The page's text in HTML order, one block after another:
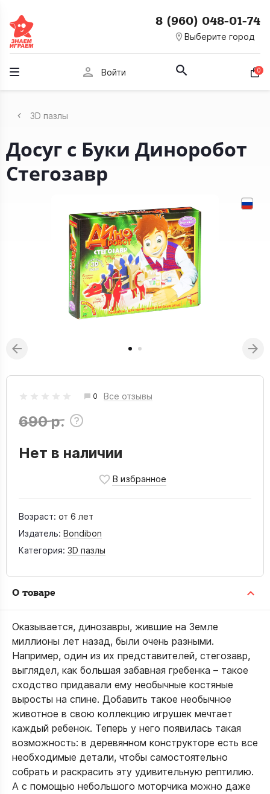
room Выберите город
8 (960) 048-01-74
person Войти 0
3D пазлы
Досуг с Буки Диноробот
Стегозавр
0 Все отзывы
690 р.
Нет в наличии
Возраст: от 6 лет
Издатель: Bondibon
Категория: 3D пазлы
О товаре
Оказывается, динозавры, жившие на Земле
миллионы лет назад, были очень разными.
Например, один из их представителей, стегозавр,
выглядел, как большая забавная гребенка – такое
сходство придавали ему необычные костяные
выросты на спине. Добавить такое необычное
животное в свою коллекцию игрушек мечтает
каждый ребенок. Теперь у него появилась такая
возможность: в деревянном конструкторе есть все
необходимые детали, чтобы самостоятельно
собрать и раскрасить эту удивительную рептилию.
А с помощью небольшого моторчика можно даже